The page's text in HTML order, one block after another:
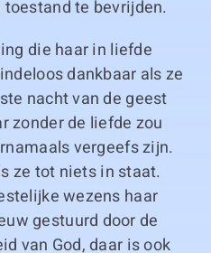
te bevrijden.
die haar in liefde
dankbaar als ze
nacht van de geest
zonder de liefde zou
vergeefs zijn.
ze tot niets in staat.
wezens haar
gestuurd door de
van God, daar is ook